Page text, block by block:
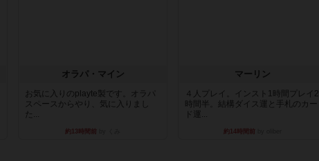
オラパ・マイン
お気に入りのplayte製です。オラパ
スペースからやり、気に入りまし
た...
約13時間前
マーリン
４人プレイ。インスト1時間プレイ2
時間半。結構ダイス運と手札のカー
ド運...
約14時間前